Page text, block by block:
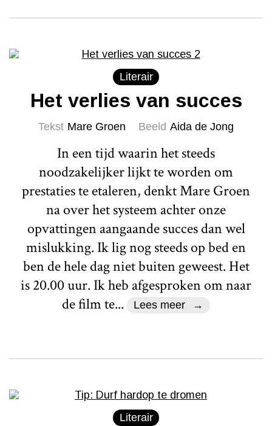
Literair
Het verlies van succes
Tekst Mare Groen Beeld Aida de Jong
In een tijd waarin het steeds
noodzakelijker lijkt te worden om
prestaties te etaleren, denkt Mare Groen
na over het systeem achter onze
opvattingen aangaande succes dan wel
mislukking. Ik lig nog steeds op bed en
ben de hele dag niet buiten geweest. Het
is 20.00 uur. Ik heb afgesproken om naar
de film te...
Lees meer
Literair